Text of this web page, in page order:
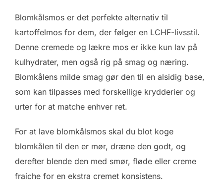
Blomkålsmos er det perfekte alternativ til
kartoffelmos for dem, der følger en LCHF-livsstil.
Denne cremede og lækre mos er ikke kun lav på
kulhydrater, men også rig på smag og næring.
Blomkålens milde smag gør den til en alsidig base,
som kan tilpasses med forskellige krydderier og
urter for at matche enhver ret.
For at lave blomkålsmos skal du blot koge
blomkålen til den er mør, dræne den godt, og
derefter blende den med smør, fløde eller creme
fraiche for en ekstra cremet konsistens.